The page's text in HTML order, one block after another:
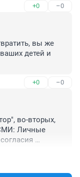
+0 –0
вы же
детей и
дружкой
два.....
проблема,
+0 –0
во-вторых,
Личные